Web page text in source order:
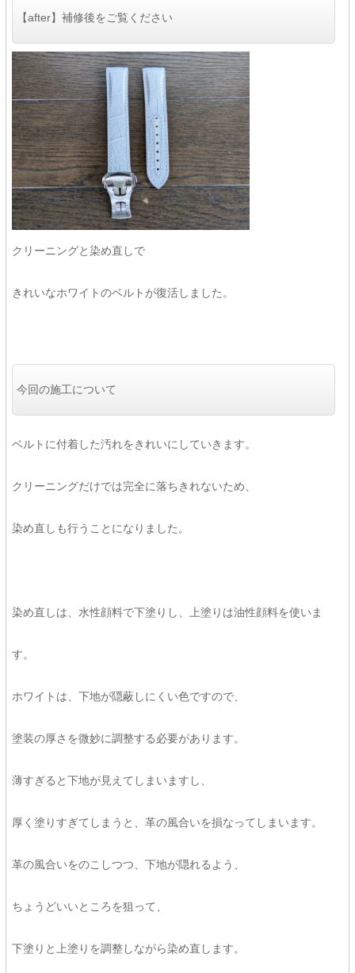
【after】補修後をご覧ください
クリーニングと染め直しで
きれいなホワイトのベルトが復活しました。
今回の施工について
ベルトに付着した汚れをきれいにしていきます。
クリーニングだけでは完全に落ちきれないため、
染め直しも行うことになりました。
染め直しは、水性顔料で下塗りし、上塗りは油性顔料を使いま
す。
ホワイトは、下地が隠蔽しにくい色ですので、
塗装の厚さを微妙に調整する必要があります。
薄すぎると下地が見えてしまいますし、
厚く塗りすぎてしまうと、革の風合いを損なってしまいます。
革の風合いをのこしつつ、下地が隠れるよう、
ちょうどいいところを狙って、
下塗りと上塗りを調整しながら染め直します。